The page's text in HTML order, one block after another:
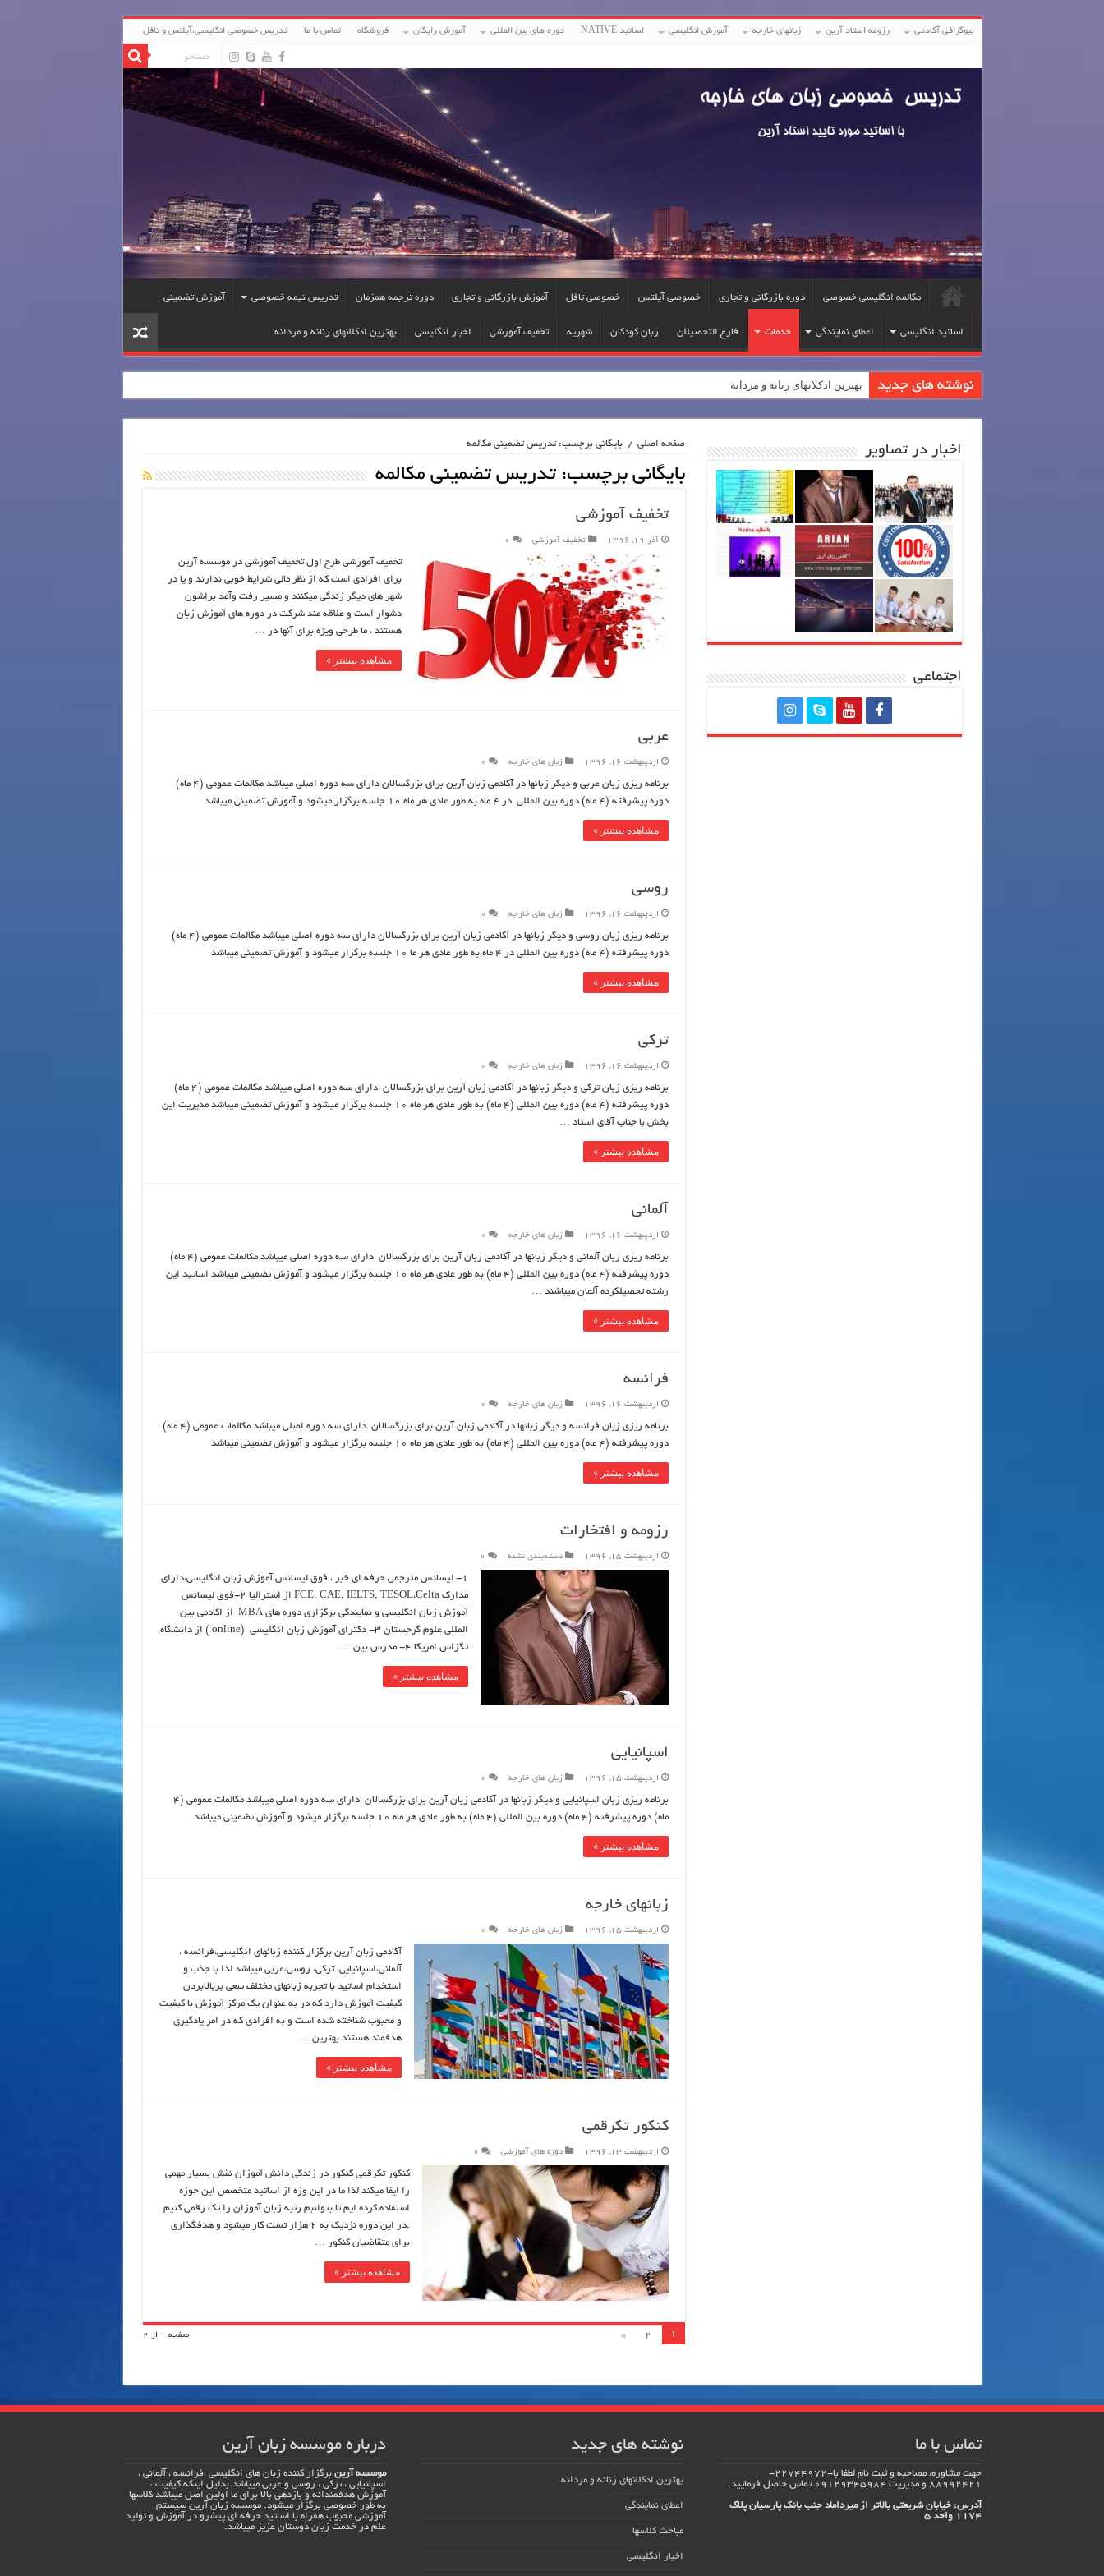
بیوگرافی آکادمی رزومه استاد آرین زبانهای خارجه آموزش انگلیسی اساتید NATIVE دوره های بین المللی آموزش رایگان فروشگاه تماس با ما تدریس خصوصی انگلیسی،آیلتس و تافل
مکالمه انگلیسی خصوصی دوره بازرگانی و تجاری خصوصی آیلتس خصوصی تافل آموزش بازرگانی و تجاری دوره ترجمه همزمان تدریس نیمه خصوصی آموزش تضمینی
اساتید انگلیسی اعطای نمایندگی خدمات فارغ التحصیلان زبان کودکان شهریه تخفیف آموزشی اخبار انگلیسی بهترین ادکلانهای زنانه و مردانه
نوشته های جدید بهترین ادکلانهای زنانه و مردانه
صفحه اصلی / بایگانی برچسب: تدریس تضمینی مکالمه
بایگانی برچسب:تدریس تضمینی مکالمه
تخفیف آموزشی
آذر 19, 1396 تخفیف آموزشی 0
تخفیف آموزشی طرح اول تخفیف آموزشی در موسسه آرین
برای افرادی است که از نظر مالی شرایط خوبی ندارند و یا در
شهر های دیگر زندگی میکنند و مسیر رفت وآمد براشون
دشوار است و علاقه مند شرکت در دوره های آموزش زبان
هستند ، ما طرحی ویژه برای آنها در …
مشاهده بیشتر »
عربی
اردیبهشت 16, 1396 زبان های خارجه 0
برنامه ریزی زبان عربی و دیگر زبانها در آکادمی زبان آرین برای بزرگسالان دارای سه دوره اصلی میباشد مکالمات عمومی (4 ماه)
دوره پیشرفته (4 ماه) دوره بین المللی در 4 ماه به طور عادی هر ماه 10 جلسه برگزار میشود و آموزش تضمینی میباشد
مشاهده بیشتر »
روسی
اردیبهشت 16, 1396 زبان های خارجه 0
برنامه ریزی زبان روسی و دیگر زبانها در آکادمی زبان آرین برای بزرگسالان دارای سه دوره اصلی میباشد مکالمات عمومی (4 ماه)
دوره پیشرفته (4 ماه) دوره بین المللی در 4 ماه به طور عادی هر ما 10 جلسه برگزار میشود و آموزش تضمینی میباشد
مشاهده بیشتر »
ترکی
اردیبهشت 16, 1396 زبان های خارجه 0
برنامه ریزی زبان ترکی و دیگر زبانها در آکادمی زبان آرین برای بزرگسالان دارای سه دوره اصلی میباشد مکالمات عمومی (4 ماه)
دوره پیشرفته (4 ماه) دوره بین المللی (4 ماه) به طور عادی هر ماه 10 جلسه برگزار میشود و آموزش تضمینی میباشد مدیریت این
بخش با جناب آقای استاد …
مشاهده بیشتر »
آلمانی
اردیبهشت 16, 1396 زبان های خارجه 0
برنامه ریزی زبان آلمانی و دیگر زبانها در آکادمی زبان آرین برای بزرگسالان دارای سه دوره اصلی میباشد مکالمات عمومی (4 ماه)
دوره پیشرفته (4 ماه) دوره بین المللی (4 ماه) به طور عادی هر ماه 10 جلسه برگزار میشود و آموزش تضمینی میباشد اساتید این
رشته تحصیلکرده آلمان میباشند …
مشاهده بیشتر »
فرانسه
اردیبهشت 16, 1396 زبان های خارجه 0
برنامه ریزی زبان فرانسه و دیگر زبانها در آکادمی زبان آرین برای بزرگسالان دارای سه دوره اصلی میباشد مکالمات عمومی (4 ماه)
دوره پیشرفته (4 ماه) دوره بین المللی (4 ماه) به طور عادی هر ماه 10 جلسه برگزار میشود و آموزش تضمینی میباشد
مشاهده بیشتر »
رزومه و افتخارات
اردیبهشت 15, 1396 دسته‌بندی نشده 0
1- لیسانس مترجمی حرفه ای خبر ، فوق لیسانس آموزش زبان انگلیسی،دارای
مدارک FCE. CAE. IELTS. TESOL،Celta از استرالیا 2-فوق لیسانس
آموزش زبان انگلیسی و نمایندگی برگزاری دوره های MBA از اکادمی بین
المللی علوم گرجستان 3- دکترای آموزش زبان انگلیسی (online ) از دانشگاه
تگزاس امریکا 4- مدرس بین …
مشاهده بیشتر »
اسپانیایی
اردیبهشت 15, 1396 زبان های خارجه 0
برنامه ریزی زبان اسپانیایی و دیگر زبانها در آکادمی زبان آرین برای بزرگسالان دارای سه دوره اصلی میباشد مکالمات عمومی (4
ماه) دوره پیشرفته (4 ماه) دوره بین المللی (4 ماه) به طور عادی هر ماه 10 جلسه برگزار میشود و آموزش تضمینی میباشد
مشاهده بیشتر »
زبانهای خارجه
اردیبهشت 15, 1396 زبان های خارجه 0
آکادمی زبان آرین برگزار کننده زبانهای انگلیسی،فرانسه ،
آلمانی،اسپانیایی، ترکی، روسی،عربی میباشد لذا با جذب و
استخدام اساتید با تجربه زبانهای مختلف سعی بربالابردن
کیفیت آموزش دارد که در به عنوان یک مرکز آموزش با کیفیت
و محبوب شناخته شده است و به افرادی که در امر یادگیری
هدفمند هستند بهترین …
مشاهده بیشتر »
کنکور تکرقمی
اردیبهشت 13, 1396 دوره های آموزشی 0
كنكور تکرقمی کنکور در زندگی دانش آموزان نقش بسیار مهمی
را ایفا میکند لذا ما در این وزه از اساتید متخصص این حوزه
استفاده کرده ایم تا بتوانبم رتبه زبان آموزان را تک رقمی کنیم
.در این دوره نزدیک به 2 هزار تست کار میشود و هدفگذاری
برای متقاضیان کنکور …
مشاهده بیشتر »
صفحه 1 از 2 1
2
»
اخبار در تصاویر
اجتماعی
تماس با ما
جهت مشاوره، مصاحبه و ثبت نام لطفا با-22744972-
88992421 و مدیریت 09129345984 تماس حاصل فرماييد.
آدرس: خیابان شریعتی بالاتر از میرداماد جنب بانک پارسیان پلاک
1174 واحد 5
نوشته های جدید
بهترین ادکلانهای زنانه و مردانه
اعطای نمایندگی
مباحث کلاسها
اخبار انگلیسی
درباره موسسه زبان آرین
موسسه آرین برگزار کننده زبان های انگلیسی ،فرانسه ، آلمانی ،
اسپانیایی ، ترکی ، روسی و عربی میباشد.بدلیل اینکه کیفیت ،
آموزش هدفمندانه و بازدهی بالا برای ما اولین اصل میباشد کلاسها
به طور خصوصی برگزار میشود. موسسه زبان آرین سیستم
آموزشی محبوب همراه با اساتید حرفه ای پیشرو در آموزش و تولید
علم در خدمت زبان دوستان عزیز میباشد.